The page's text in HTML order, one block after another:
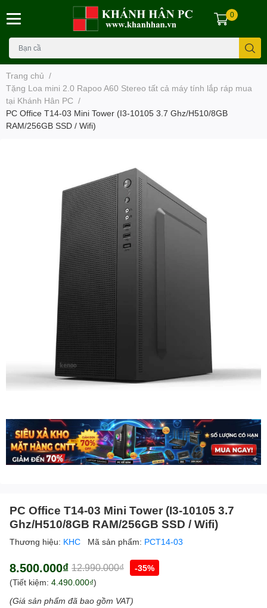
0
Trang chủ /
Tặng Loa mini 2.0 Rapoo A60 Stereo tất cả máy tính lắp ráp mua
tại Khánh Hân PC /
PC Office T14-03 Mini Tower (I3-10105 3.7 Ghz/H510/8GB
RAM/256GB SSD / Wifi)
PC Office T14-03 Mini Tower (I3-10105 3.7
Ghz/H510/8GB RAM/256GB SSD / Wifi)
Thương hiệu: KHC Mã sản phẩm: PCT14-03
8.500.000₫ 12.990.000₫
-35%
(Tiết kiệm: 4.490.000₫)
(Giá sản phẩm đã bao gồm VAT)